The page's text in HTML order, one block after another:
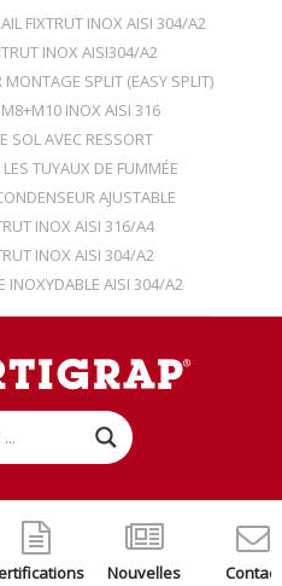
FIXTRUT INOX AISI 304/A2
INOX AISI304/A2
SPLIT (EASY SPLIT)
INOX AISI 316
SOL AVEC RESSORT
TUYAUX DE FUMMÉE
AJUSTABLE
INOX AISI 316/A4
INOX AISI 304/A2
INOXYDABLE AISI 304/A2
Nouvelles Contact